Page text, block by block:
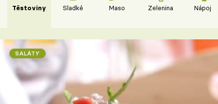
Těstoviny Sladké Maso Zelenina Nápoje
SALÁTY